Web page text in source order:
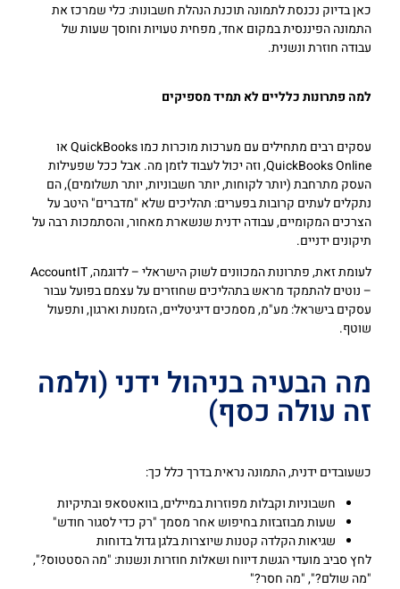
כאן בדיוק נכנסת לתמונה תוכנת הנהלת חשבונות: כלי שמרכז את
התמונה הפיננסית במקום אחד, מפחית טעויות וחוסך שעות של
עבודה חוזרת ונשנית.
למה פתרונות כלליים לא תמיד מספיקים
עסקים רבים מתחילים עם מערכות מוכרות כמו QuickBooks או
QuickBooks Online, וזה יכול לעבוד לזמן מה. אבל ככל שפעילות
העסק מתרחבת (יותר לקוחות, יותר חשבוניות, יותר תשלומים), הם
נתקלים לעתים קרובות בפערים: תהליכים שלא "מדברים" היטב על
הצרכים המקומיים, עבודה ידנית שנשארת מאחור, והסתמכות רבה על
תיקונים ידניים.
לעומת זאת, פתרונות המכוונים לשוק הישראלי – לדוגמה, AccountIT
– נוטים להתמקד מראש בתהליכים שחוזרים על עצמם בפועל עבור
עסקים בישראל: מע"מ, מסמכים דיגיטליים, הזמנות וארגון, ותפעול
שוטף.
מה הבעיה בניהול ידני (ולמה
זה עולה כסף)
כשעובדים ידנית, התמונה נראית בדרך כלל כך:
חשבוניות וקבלות מפוזרות במיילים, בוואטסאפ ובתיקיות
שעות מבוזבזות בחיפוש אחר מסמך "רק כדי לסגור חודש"
שגיאות הקלדה קטנות שיוצרות בלגן גדול בדוחות
לחץ סביב מועדי הגשת דיווח ושאלות חוזרות ונשנות: "מה הסטטוס?",
"מה שולם?", "מה חסר?"